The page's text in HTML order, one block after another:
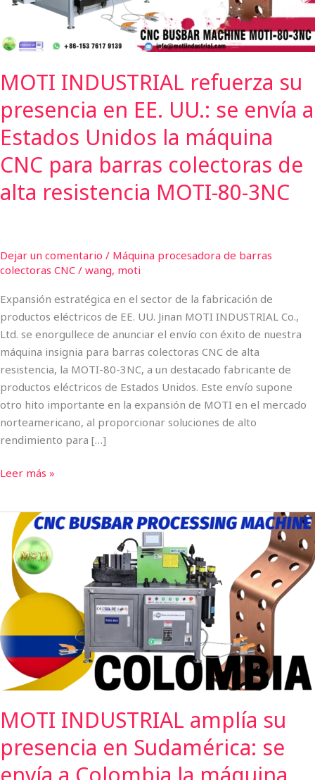
MOTI INDUSTRIAL refuerza su
presencia en EE. UU.: se envía a
Estados Unidos la máquina
CNC para barras colectoras de
alta resistencia MOTI-80-3NC
Dejar un comentario / Máquina procesadora de barras
colectoras CNC / wang, moti
Expansión estratégica en el sector de la fabricación de
productos eléctricos de EE. UU. Jinan MOTI INDUSTRIAL Co.,
Ltd. se enorgullece de anunciar el envío con éxito de nuestra
máquina insignia para barras colectoras CNC de alta
resistencia, la MOTI-80-3NC, a un destacado fabricante de
productos eléctricos de Estados Unidos. Este envío supone
otro hito importante en la expansión de MOTI en el mercado
norteamericano, al proporcionar soluciones de alto
rendimiento para […]
UU.:
envía
Estados
Unidos
la
máquina
CNC
para
barras
colectoras
resistencia
MOTI-
3NC
Leer más »
MOTI INDUSTRIAL amplía su
presencia en Sudamérica: se
MOTI
INDUSTRIAL
amplía
presencia
en
Sudamérica:
se
envía
la
máquina
CNC